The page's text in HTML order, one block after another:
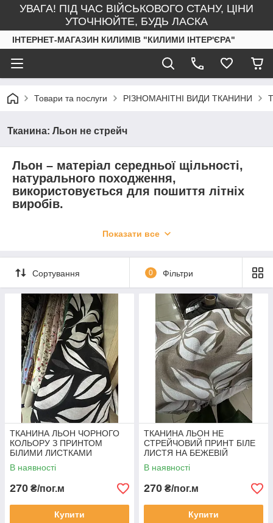
УВАГА! ПІД ЧАС ВІЙСЬКОВОГО СТАНУ, ЦІНИ
УТОЧНЮЙТЕ, БУДЬ ЛАСКА
ІНТЕРНЕТ-МАГАЗИН КИЛИМІВ "КИЛИМИ ІНТЕР'ЄРА"
Товари та послуги РІЗНОМАНІТНІ ВИДИ ТКАНИНИ
Тканина: Льон не стрейч
Льон – матеріал середньої щільності,
натурального походження,
використовується для пошиття літніх
виробів.
міцний, стійкий до носіння, прання та
Льон не стрейчовий
Ширина 1.40 м
30 льон/70 віскоза
Показати все
Сортування 0 Фільтри
ТКАНИНА ЛЬОН ЧОРНОГО
КОЛЬОРУ З ПРИНТОМ
БІЛИМИ ЛИСТКАМИ
В наявності
270 ₴/пог.м
Купити
ТКАНИНА ЛЬОН НЕ
СТРЕЙЧОВИЙ ПРИНТ БІЛЕ
ЛИСТЯ НА БЕЖЕВІЙ
ОСНОВІ
В наявності
270 ₴/пог.м
Купити